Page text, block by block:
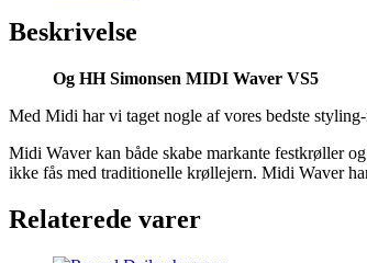
Beskrivelse
Og HH Simonsen MIDI Waver VS5
Med Midi har vi taget nogle af vores bedste
Midi Waver kan både skabe markante festkrøller
ikke fås med traditionelle krøllejern. Midi Waver
Relaterede varer